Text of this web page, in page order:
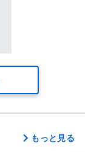
もっと見る